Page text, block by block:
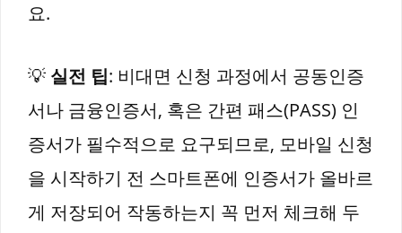
요.
💡 실전 팁: 비대면 신청 과정에서 공동인증
서나 금융인증서, 혹은 간편 패스(PASS) 인
증서가 필수적으로 요구되므로, 모바일 신청
을 시작하기 전 스마트폰에 인증서가 올바르
게 저장되어 작동하는지 꼭 먼저 체크해 두